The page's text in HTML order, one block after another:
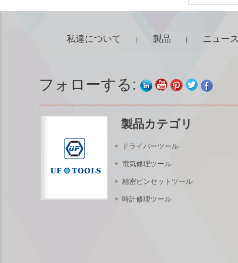
イバーセット8個の
ット
私達について | 製品 | ニュース
フォローする:
製品カテゴリ
ドライバーツール
電気修理ツール
精密ピンセットツール
時計修理ツール